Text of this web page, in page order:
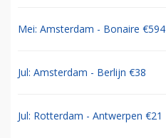
Mei: Amsterdam - Bonaire €594
Jul: Amsterdam - Berlijn €38
Jul: Rotterdam - Antwerpen €21